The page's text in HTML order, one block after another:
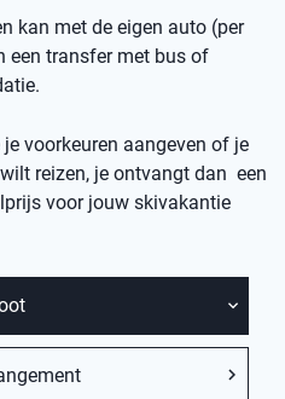
kan met de eigen auto (per
een transfer met bus of
voorkeuren aangeven of je
reizen, je ontvangt dan een
voor jouw skivakantie